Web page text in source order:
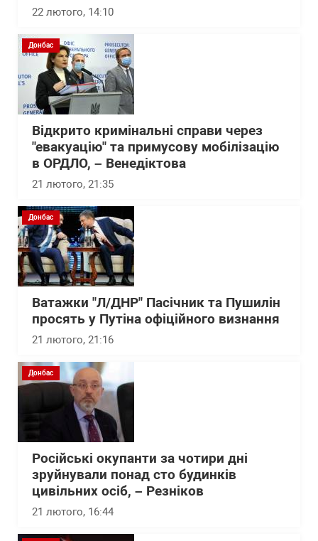
22 лютого, 14:10
Донбас
Відкрито кримінальні справи через
"евакуацію" та примусову мобілізацію
в ОРДЛО, – Венедіктова
21 лютого, 21:35
Донбас
Ватажки "Л/ДНР" Пасічник та Пушилін
просять у Путіна офіційного визнання
21 лютого, 21:16
Донбас
Російські окупанти за чотири дні
зруйнували понад сто будинків
цивільних осіб, – Резніков
21 лютого, 16:44